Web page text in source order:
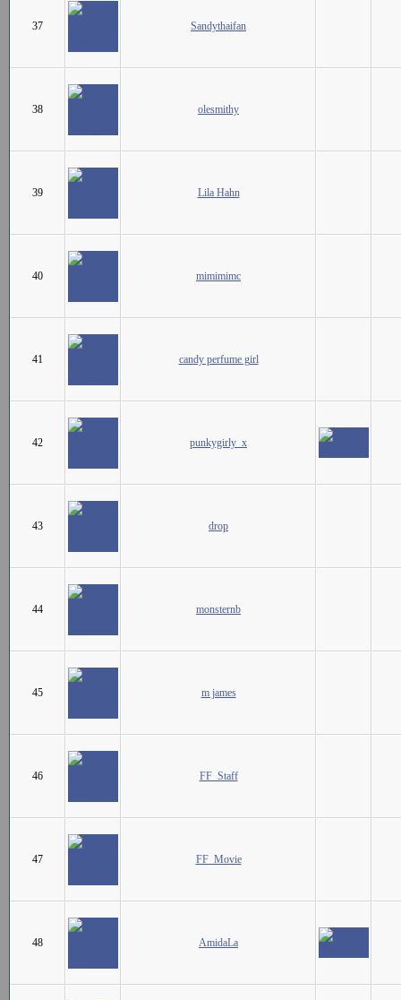
37 Sandythaifan
38 olesmithy
39 Lila Hahn
40 mimimimc
41 candy perfume girl
42 punkygirly_x
43 drop
44 monsternb
45 m james
46 FF_Staff
47 FF_Movie
48 AmidaLa